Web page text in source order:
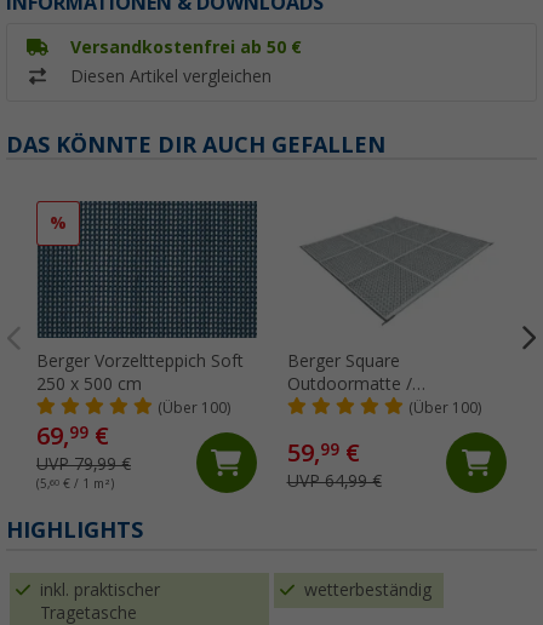
Versandkostenfrei ab 50 €
Diesen Artikel vergleichen
DAS KÖNNTE DIR AUCH GEFALLEN
%
Berger Vorzeltteppich Soft
250 x 500 cm
(Über 100)
69,99 €
UVP 79,99 €
(5,60 € / 1 m²)
Berger Square
Outdoormatte /
Vorzeltteppich 300 x 300
(Über 100)
59,99€
UVP 64,99 €
HIGHLIGHTS
inkl. praktischer
Tragetasche
wetterbeständig